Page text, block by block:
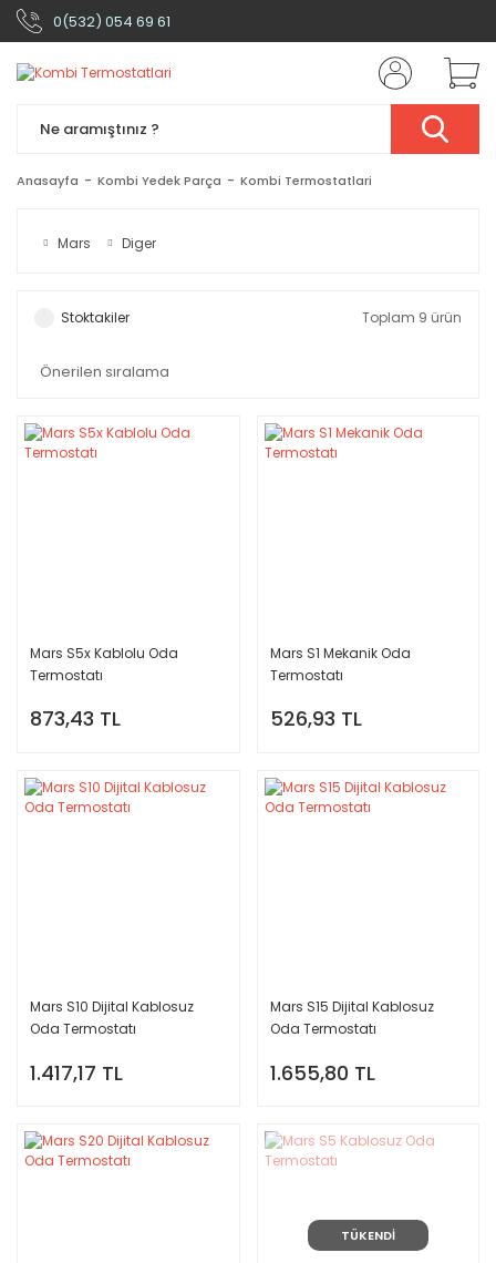
0(532) 054 69 61
Anasayfa Kombi Yedek Parça Kombi Termostatlari
Mars Diger
Stoktakiler Toplam 9 ürün
Mars S5x Kablolu Oda
Termostatı
873,43 TL
Mars S1 Mekanik Oda
Termostatı
526,93 TL
Mars S10 Dijital Kablosuz
Oda Termostatı
1.417,17 TL
Mars S15 Dijital Kablosuz
Oda Termostatı
1.655,80 TL
TÜKENDİ